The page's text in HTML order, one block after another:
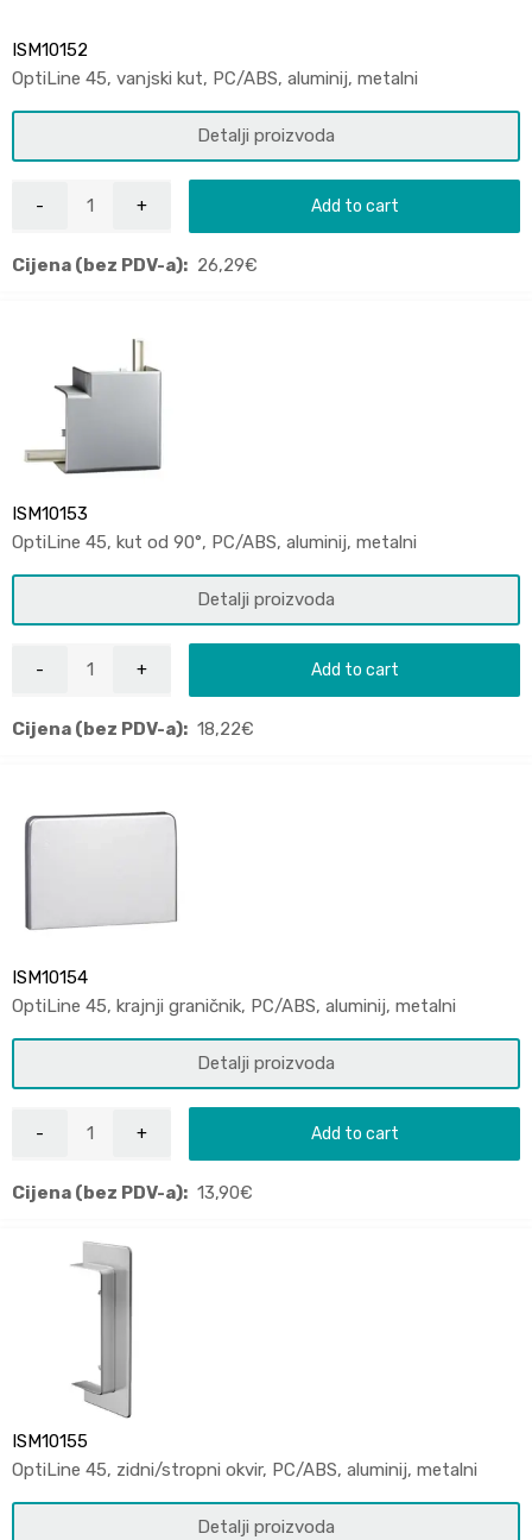
ISM10152
OptiLine 45, vanjski kut, PC/ABS, aluminij, metalni
Detalji proizvoda
Add to cart
Cijena (bez PDV-a): 26,29€
ISM10153
OptiLine 45, kut od 90°, PC/ABS, aluminij, metalni
Detalji proizvoda
Add to cart
Cijena (bez PDV-a): 18,22€
ISM10154
OptiLine 45, krajnji graničnik, PC/ABS, aluminij, metalni
Detalji proizvoda
Add to cart
Cijena (bez PDV-a): 13,90€
ISM10155
OptiLine 45, zidni/stropni okvir, PC/ABS, aluminij, metalni
Detalji proizvoda